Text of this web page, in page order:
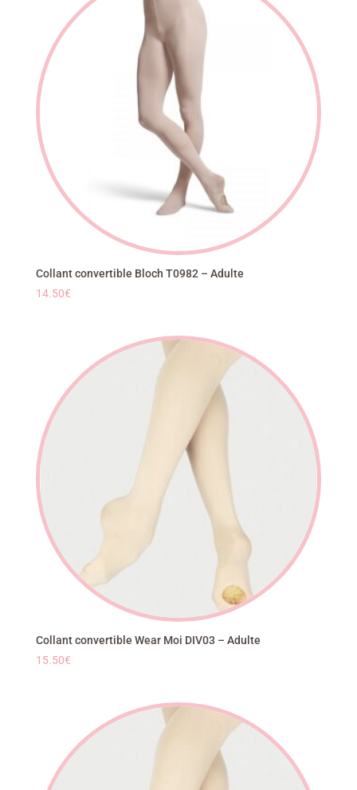
Collant convertible Bloch T0982 – Adulte
14.50€
Collant convertible Wear Moi DIV03 – Adulte
15.50€